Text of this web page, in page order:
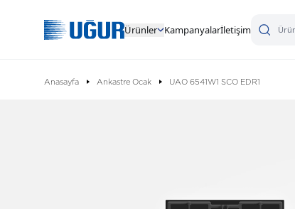
Ürünler Kampanyalarİletişim
Anasayfa Ankastre Ocak UAO 6541W1 SCO EDR1